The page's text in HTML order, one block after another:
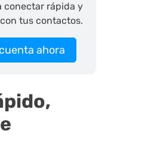
conectar rápida y
tus contactos.
ahora